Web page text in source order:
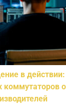
в действии: